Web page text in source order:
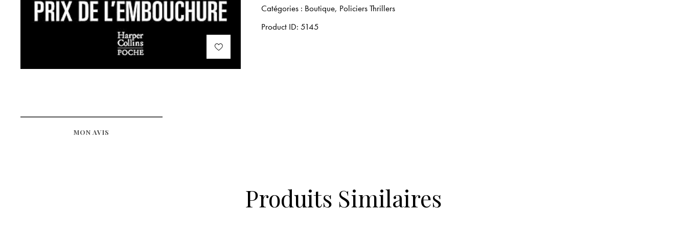
Catégories : Boutique, Policiers Thrillers
Product ID:5145
MON AVIS
Produits Similaires